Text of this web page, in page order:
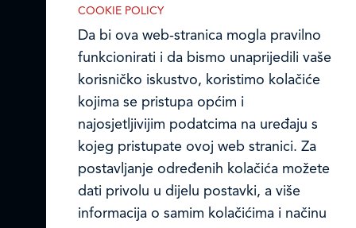
Online formular
Privacy notice and Cookies
© LEDO plus d.o.o. 2026.
COOKIE POLICY
Da bi ova web-stranica mogla pravilno
funkcionirati i da bismo unaprijedili vaše
korisničko iskustvo, koristimo kolačiće
kojima se pristupa općim i
najosjetljivijim podatcima na uređaju s
kojeg pristupate ovoj web stranici. Za
postavljanje određenih kolačića možete
dati privolu u dijelu postavki, a više
informacija o samim kolačićima i načinu
Nužni (tehnički) kolačići
Nužni kolačići omogućuju osnovne
funkcionalnosti. Bez ovih kolačića, web-
stranica ne može pravilno funkcionirati,
a isključiti ih možete mijenjanjem
postavki u svome web-pregledniku.